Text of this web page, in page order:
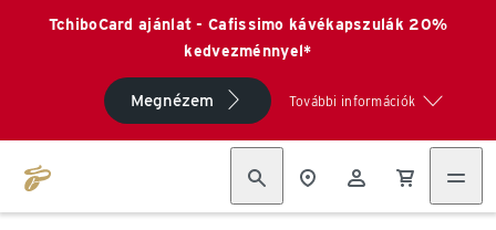
TchiboCard ajánlat - Cafissimo kávékapszulák 20%
kedvezménnyel*
Megnézem További információk